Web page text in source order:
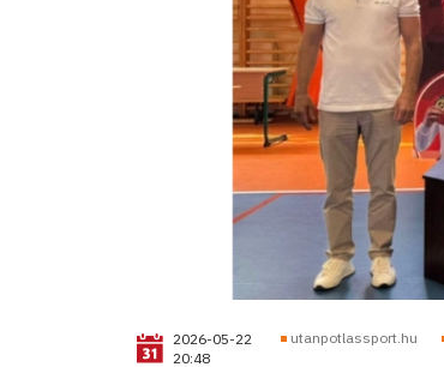
2026-05-22
20:48
utanpotlassport.hu